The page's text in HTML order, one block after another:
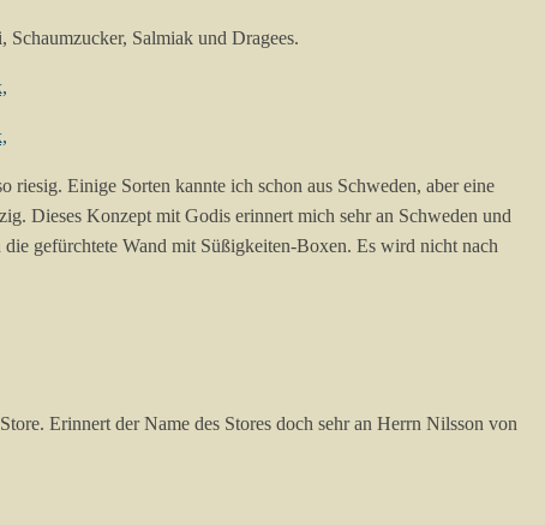
Salmiak und Dragees.
Einige Sorten kannte ich schon aus Schweden, aber eine
Dieses Konzept mit Godis erinnert mich sehr an Schweden und
gefürchtete Wand mit Süßigkeiten-Boxen. Es wird nicht nach
Erinnert der Name des Stores doch sehr an Herrn Nilsson von